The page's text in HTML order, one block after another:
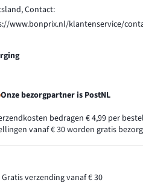
Contact:
www.bonprix.nl/klantenservice/
Onze bezorgpartner is PostNL
bedragen € 4,99 per
vanaf € 30 worden gratis
Gratis verzending vanaf € 30